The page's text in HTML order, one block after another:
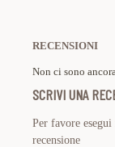
RECENSIONI
Non ci sono
SCRIVI UNA
Per favore
recensione